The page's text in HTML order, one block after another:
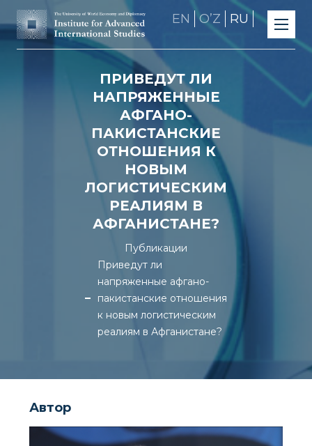
EN OʼZ RU
ПРИВЕДУТ ЛИ
НАПРЯЖЕННЫЕ
АФГАНО-
ПАКИСТАНСКИЕ
ОТНОШЕНИЯ К
НОВЫМ
ЛОГИСТИЧЕСКИМ
РЕАЛИЯМ В
АФГАНИСТАНЕ?
Публикации
Приведут ли
напряженные афгано-
пакистанские отношения
к новым логистическим
реалиям в Афганистане?
Автор